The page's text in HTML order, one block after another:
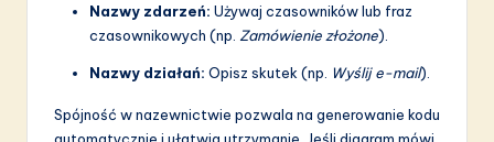
Nazwy zdarzeń: Używaj czasowników lub fraz
czasownikowych (np. Zamówienie złożone).
Nazwy działań: Opisz skutek (np. Wyślij e-mail).
Spójność w nazewnictwie pozwala na generowanie kodu
automatycznie i ułatwia utrzymanie. Jeśli diagram mówi